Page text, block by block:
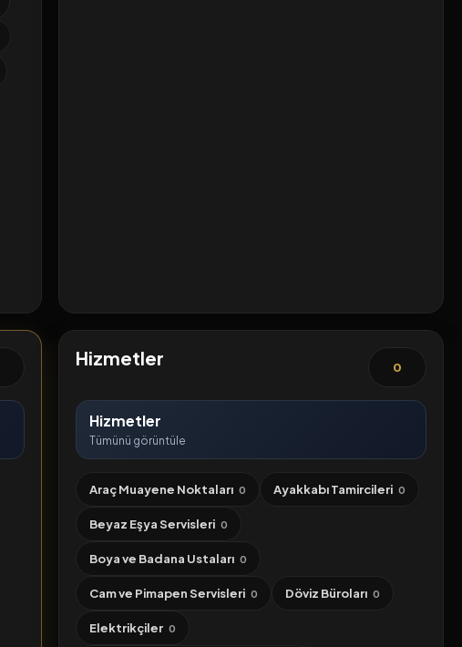
Hizmetler 0
Hizmetler
Tümünü görüntüle
Araç Muayene Noktaları 0 Ayakkabı Tamircileri 0
Beyaz Eşya Servisleri 0
Boya ve Badana Ustaları 0
Cam ve Pimapen Servisleri 0 Döviz Büroları 0
Elektrikçiler 0